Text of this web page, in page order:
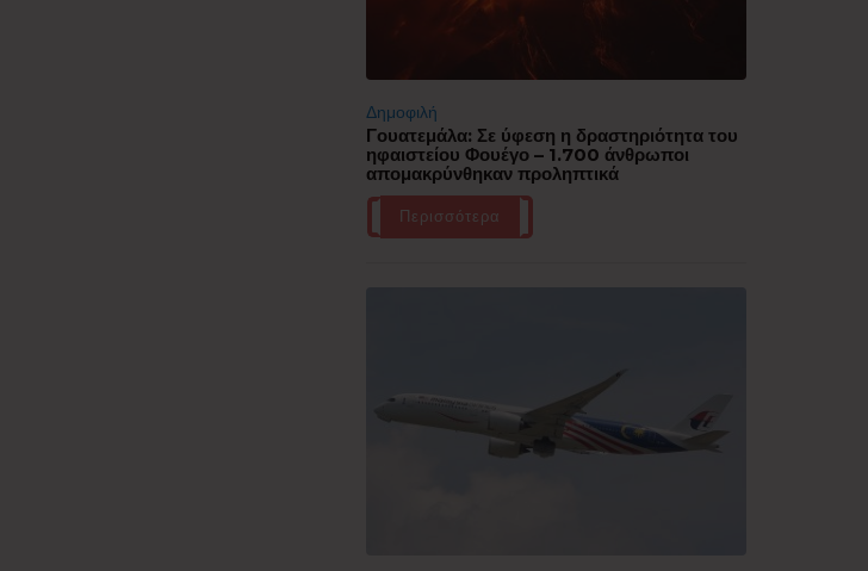
Δημοφιλή
Γουατεμάλα: Σε ύφεση η δραστηριότητα του
ηφαιστείου Φουέγο – 1.700 άνθρωποι
απομακρύνθηκαν προληπτικά
Περισσότερα